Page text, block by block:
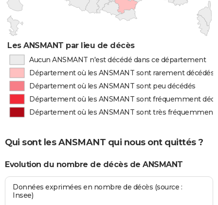
Les ANSMANT par lieu de décès
Aucun ANSMANT n'est décédé dans ce département
Département où les ANSMANT sont rarement décédés
Département où les ANSMANT sont peu décédés
Département où les ANSMANT sont fréquemment
Département où les ANSMANT sont très fréquemment
Qui sont les ANSMANT qui nous ont quittés ?
Evolution du nombre de décès de ANSMANT
Données exprimées en nombre de décès (source :
Insee)